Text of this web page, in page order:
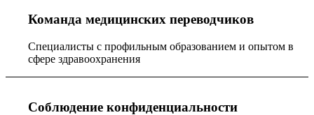
Команда медицинских переводчиков
Специалисты с профильным образованием и опытом в
сфере здравоохранения
Соблюдение конфиденциальности